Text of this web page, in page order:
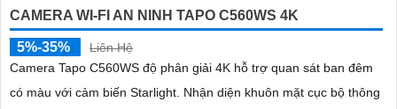
CAMERA WI-FI AN NINH TAPO C560WS 4K
5%-35%
Liên Hệ
Camera Tapo C560WS độ phân giải 4K hỗ trợ quan sát ban đêm
có màu với cảm biến Starlight. Nhận diện khuôn mặt cục bộ thông